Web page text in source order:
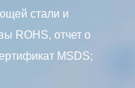
стали и
ROHS, отчет о
MSDS;